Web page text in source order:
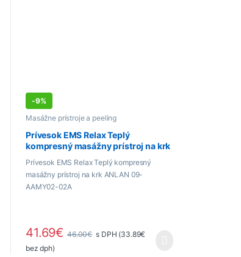
-9%
Masážne prístroje a peeling
Prívesok EMS Relax Teplý
kompresný masážny prístroj na krk
ANLAN 09-AAMY02-02A
Prívesok EMS Relax Teplý kompresný
masážny prístroj na krk ANLAN 09-
AAMY02-02A
41.69€ 46.00€ s DPH (33.89€
bez dph)